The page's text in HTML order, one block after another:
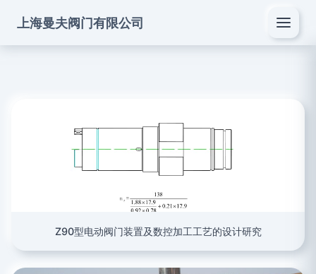
上海曼夫阀门有限公司
Z90型电动阀门装置及数控加工工艺的设计研究